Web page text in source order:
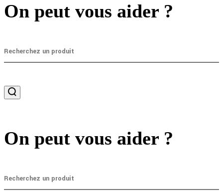
On peut vous aider ?
On peut vous aider ?